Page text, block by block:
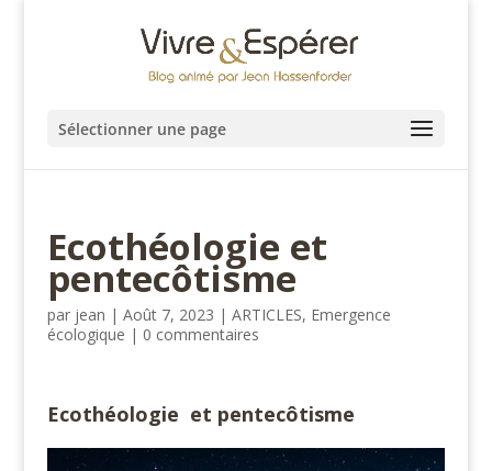
Sélectionner une page
Ecothéologie et
pentecôtisme
par jean | Août 7, 2023 | ARTICLES, Emergence
écologique | 0 commentaires
Ecothéologie et pentecôtisme